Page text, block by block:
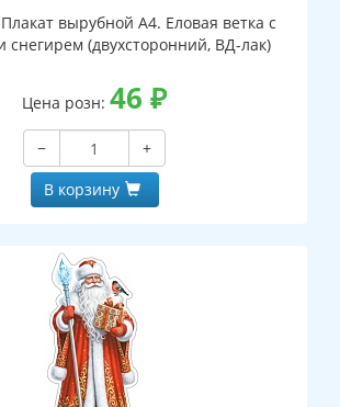
вырубной А4. Еловая ветка с
(двухсторонний, ВД-лак)
Цена розн: 46 ₽
−
+
В корзину